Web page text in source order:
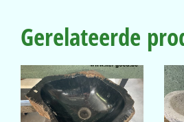
Gerelateerde